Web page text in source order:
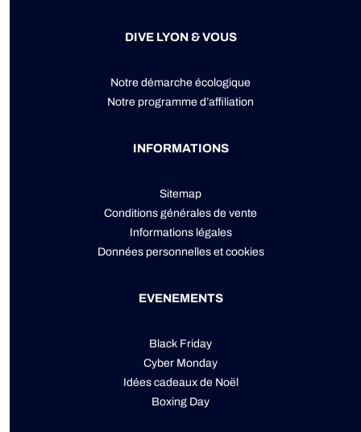
DIVE LYON & VOUS
Notre démarche écologique
Notre programme d’affiliation
INFORMATIONS
Sitemap
Conditions générales de vente
Informations légales
Données personnelleset cookies
EVENEMENTS
Black Friday
Cyber Monday
Idées cadeaux de Noël
Boxing Day